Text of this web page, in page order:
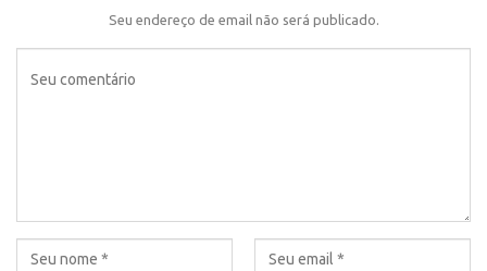
Seu endereço de email não será publicado.